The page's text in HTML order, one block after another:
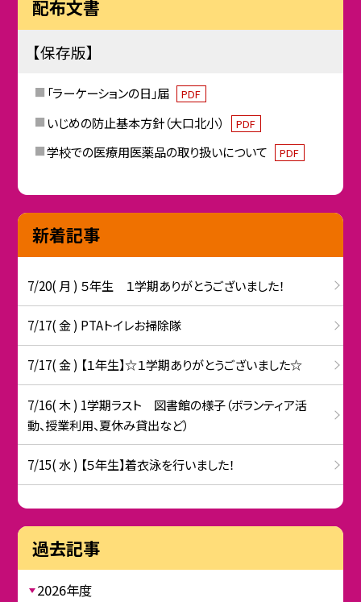
配布文書
【保存版】
「ラーケーションの日」届 PDF
いじめの防止基本方針（大口北小） PDF
学校での医療用医薬品の取り扱いについて PDF
新着記事
7/20( 月 ) ５年生 １学期ありがとうございました！
7/17( 金 ) PTAトイレお掃除隊
7/17( 金 ) 【１年生】☆１学期ありがとうございました☆
7/16( 木 ) 1学期ラスト 図書館の様子（ボランティア活
動、授業利用、夏休み貸出など）
7/15( 水 ) 【５年生】着衣泳を行いました！
過去記事
2026年度